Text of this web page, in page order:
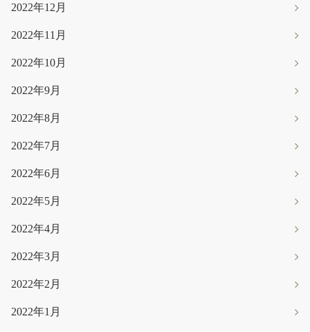
2022年12月
2022年11月
2022年10月
2022年9月
2022年8月
2022年7月
2022年6月
2022年5月
2022年4月
2022年3月
2022年2月
2022年1月